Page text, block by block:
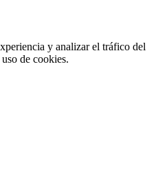
y analizar el tráfico del
de cookies.